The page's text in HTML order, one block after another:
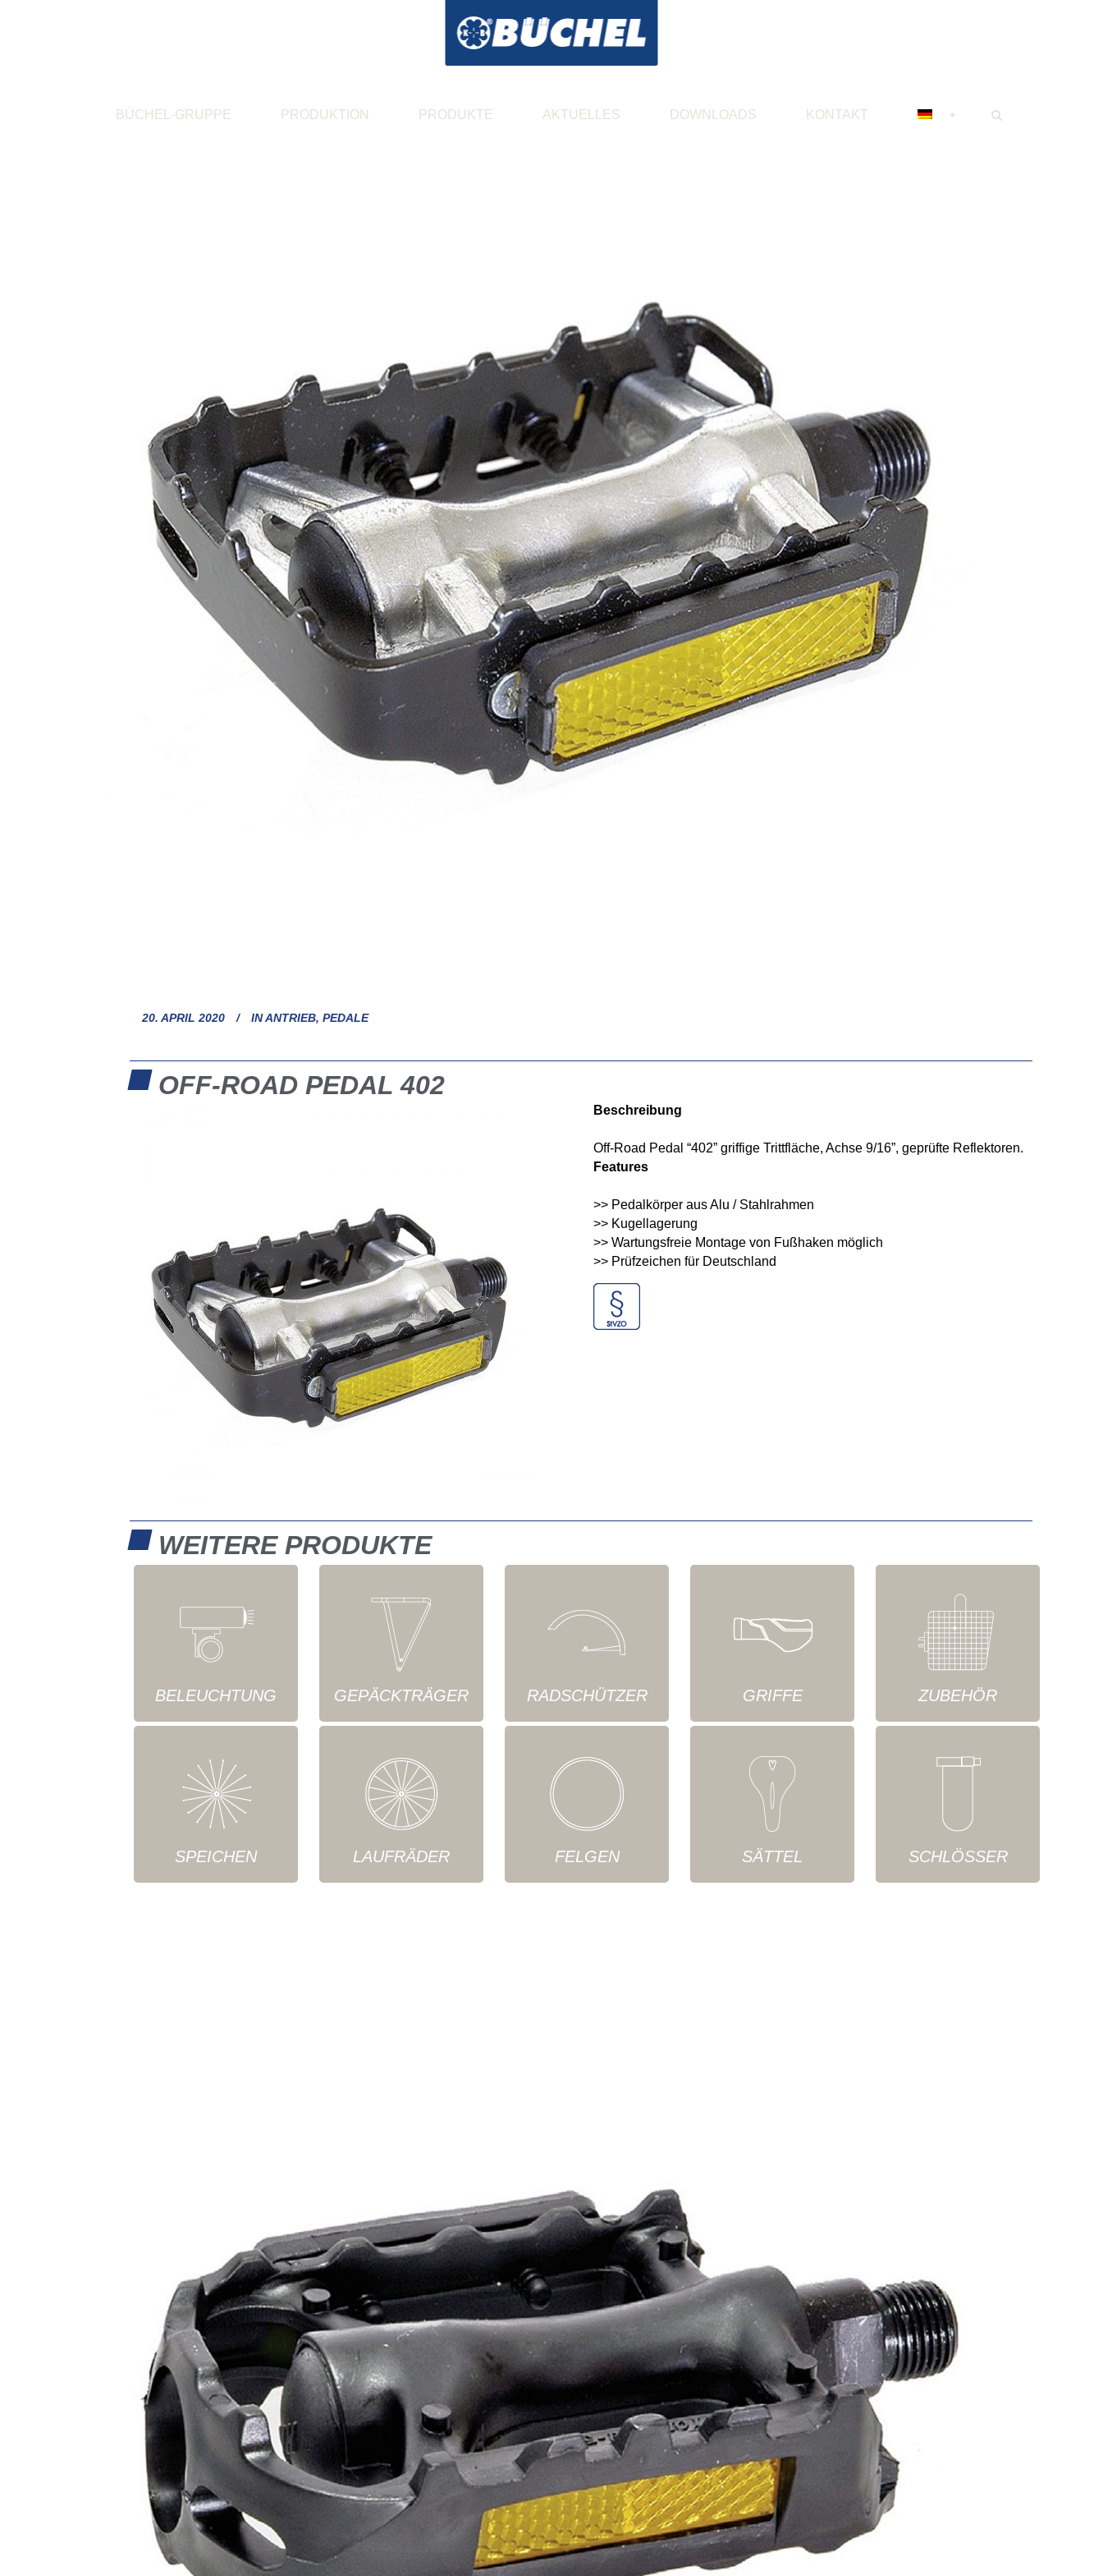
BÜCHEL-GRUPPE PRODUKTION PRODUKTE AKTUELLES DOWNLOADS KONTAKT
20. APRIL 2020 INANTRIEB, PEDALE
OFF-ROAD PEDAL 402
Beschreibung
Off-Road Pedal “402” griffige Trittfläche, Achse 9/16”, geprüfte Reflektoren.
Features
>> Pedalkörper aus Alu / Stahlrahmen
>> Kugellagerung
>> Wartungsfreie Montage von Fußhaken möglich
>> Prüfzeichen für Deutschland
WEITERE PRODUKTE
BELEUCHTUNG GEPÄCKTRÄGER RADSCHÜTZER GRIFFE ZUBEHÖR
SPEICHEN LAUFRÄDER FELGEN SÄTTEL SCHLÖSSER